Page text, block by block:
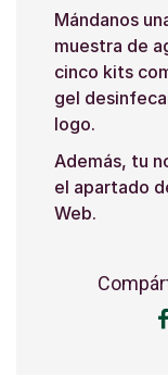
Mándanos
muestra de
cinco kits
gel
logo.
Además, tu
el apartado
Web.